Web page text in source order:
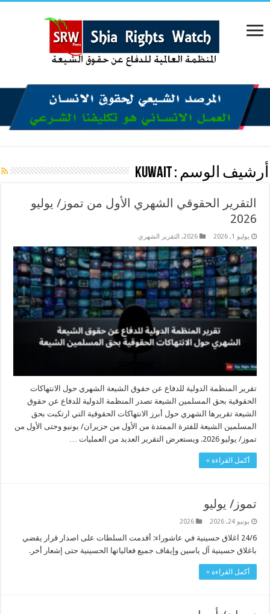
أرشيف الوسم :KUWAIT
التقرير الحقوقي الشهري الأول من تموز/ يوليو
2026
يوليو 1, 2026 2026
, التقرير الشهري
تقرير المنظمة الدولية للدفاع عن حقوق الشيعة الشهري حول الانتهاكات
الحقوقية بحق المسلمين الشيعة تصدر المنظمة الدولية للدفاع عن حقوق
الشيعة تقريرها الشهري حول أبرز الانتهاكات الحقوقية التي ارتكبت بحق
المسلمين الشيعة للفترة الممتدة من الأول من حزيران/ يونيو وحتى الأول من
تموز/ يوليو 2026. ويستعرض التقرير العديد من العمليات …
أكمل القراءة »
تموز/ يوليو
يونيو 24, 2026 2026
24/6 اغلاق حسينية في عاشوراء: أقدمت السلطات على اصدار قرار يقضي
باغلاق حسينية آل ياسين وإيقاف جميع فعالياتها الحسينية حتى إشعار أخر.
أكمل القراءة »